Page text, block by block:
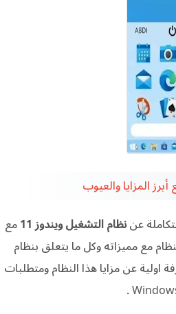
عننظام التشغيل ويندوز 11
مع
مع مميزاته وكل ما يتعلق بنظام
اولية عن مزايا هذا النظام ومتطلبات